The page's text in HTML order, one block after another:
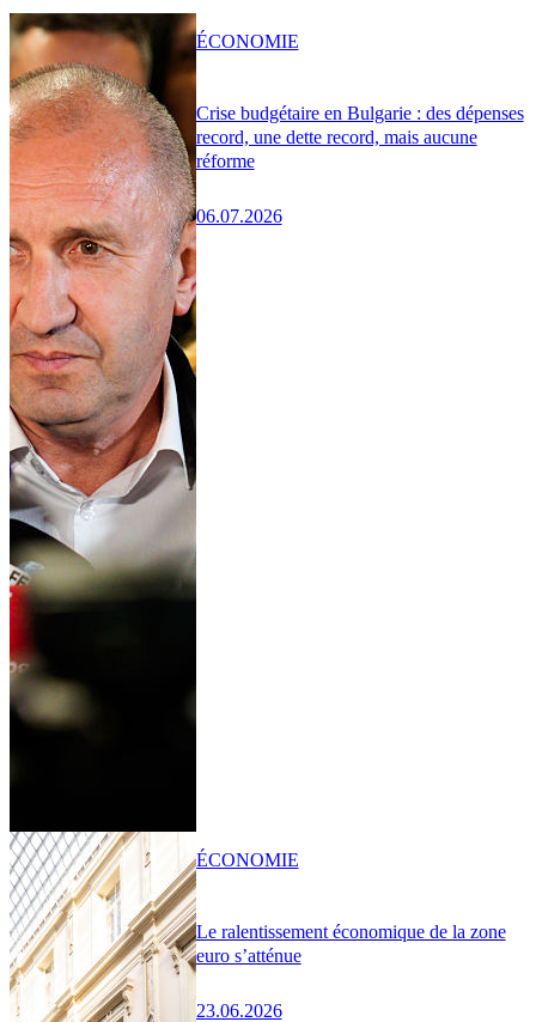
Crise budgétaire en Bulgarie : des dépenses
record, une dette record, mais aucune
réforme
06.07.2026
ÉCONOMIE
Le ralentissement économique de la zone
euro s’atténue
23.06.2026
ÉCONOMIE